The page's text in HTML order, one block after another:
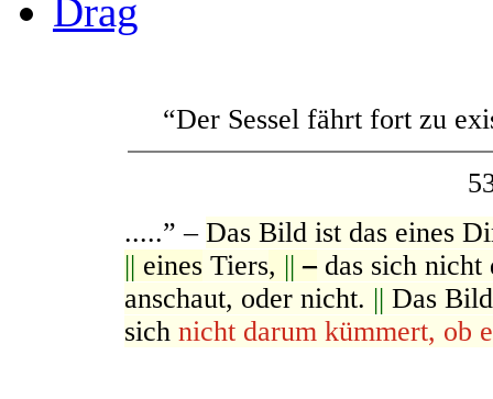
Drag
“Der Sessel fährt fort zu
.....” – Das Bild ist das eines
|| eines Tiers, ||–das sich nicht
anschaut, oder nicht. || Das
sich nicht darum kümmert, ob